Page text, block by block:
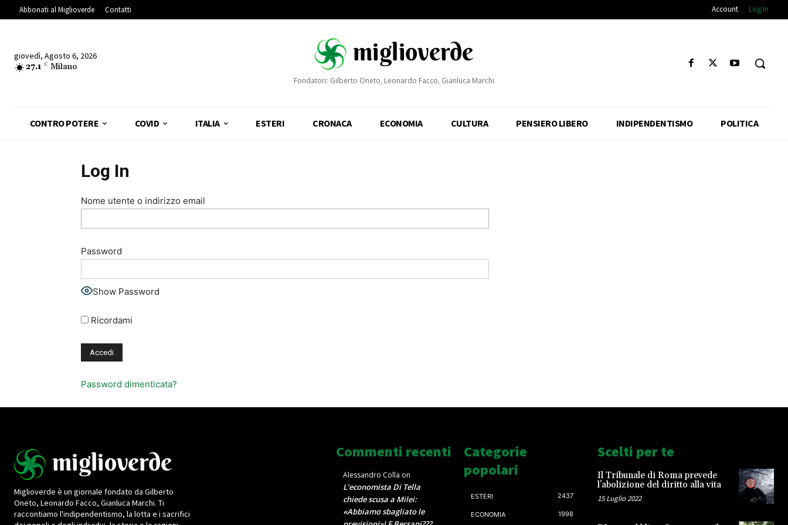
Abbonati al Miglioverde Contatti Account Log In
giovedì, Agosto 6, 2026
27.1 C Milano
Fondatori: Gilberto Oneto, Leonardo Facco, Gianluca Marchi
CONTRO POTERE COVID ITALIA ESTERI CRONACA ECONOMIA CULTURA PENSIERO LIBERO INDIPENDENTISMO POLITICA
Log In
Nome utente o indirizzo email
Password
Show Password
Ricordami
Password dimenticata?
Miglioverde è un giornale fondato da Gilberto
Oneto, Leonardo Facco, Gianluca Marchi. Ti
raccontiamo l'indipendentismo, la lotta e i sacrifici
Commenti recenti
Alessandro Colla on
L’economista Di Tella
chiede scusa a Milei:
«Abbiamo sbagliato le
Categorie
popolari
ESTERI 2437
ECONOMIA 1998
Scelti per te
Il Tribunale di Roma prevede
l’abolizione del diritto alla vita
15 Luglio 2022